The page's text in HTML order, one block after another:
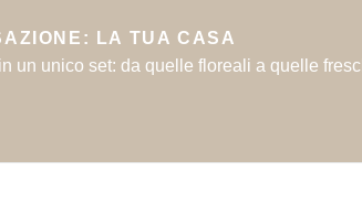
LA TUA CASA
un unico set: da quelle floreali a quelle